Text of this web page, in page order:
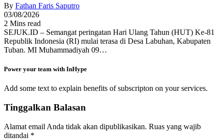
By Fathan Faris Saputro
03/08/2026
2 Mins read
SEJUK.ID – Semangat peringatan Hari Ulang Tahun (HUT) Ke-81
Republik Indonesia (RI) mulai terasa di Desa Labuhan, Kabupaten
Tuban. MI Muhammadiyah 09…
Power your team with InHype
Add some text to explain benefits of subscripton on your services.
Tinggalkan Balasan
Alamat email Anda tidak akan dipublikasikan. Ruas yang wajib
ditandai *